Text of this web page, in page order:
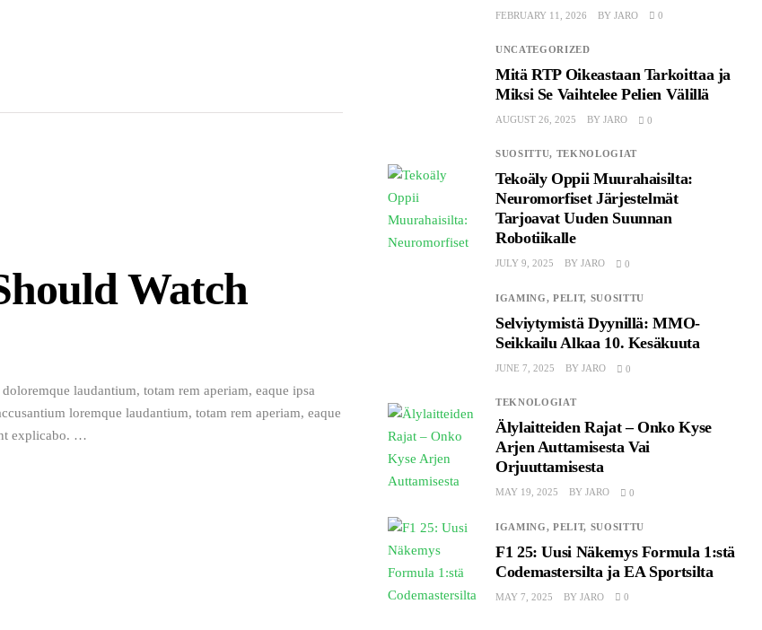
Watch
laudantium, totam rem aperiam, eaque ipsa
loremque laudantium, totam rem aperiam, eaque
explicabo. …
FEBRUARY 11, 2026 BYJARO 0
UNCATEGORIZED
Mitä RTP Oikeastaan ​​Tarkoittaa ja
Miksi Se Vaihtelee Pelien Välillä
AUGUST 26, 2025 BYJARO 0
SUOSITTU, TEKNOLOGIAT
Tekoäly Oppii Muurahaisilta:
Neuromorfiset Järjestelmät
Tarjoavat Uuden Suunnan
Robotiikalle
JULY 9, 2025 BYJARO 0
IGAMING, PELIT, SUOSITTU
Selviytymistä Dyynillä: MMO-
Seikkailu Alkaa 10. Kesäkuuta
JUNE 7, 2025 BYJARO 0
TEKNOLOGIAT
Älylaitteiden Rajat – Onko Kyse
Arjen Auttamisesta Vai
Orjuuttamisesta
MAY 19, 2025 BYJARO 0
IGAMING, PELIT, SUOSITTU
F1 25: Uusi Näkemys Formula 1:stä
Codemastersilta ja EA Sportsilta
MAY 7, 2025 BYJARO 0